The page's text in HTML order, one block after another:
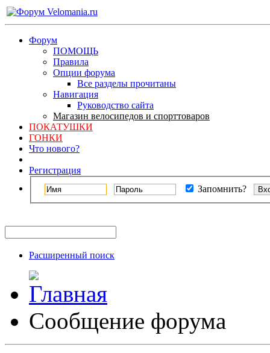
Форум
ПОМОЩЬ
Правила
Опции форума
Все разделы прочитаны
Навигация
Руководство сайта
Магазин велосипедов и спорттоваров
ПОКАТУШКИ
ГОНКИ
Что нового?
Регистрация
Запомнить?
Расширенный поиск
Сообщение форума